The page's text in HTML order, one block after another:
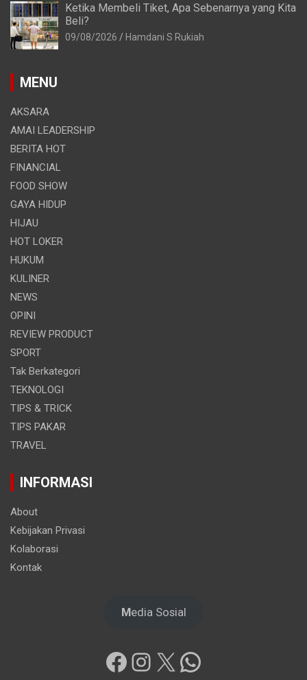
Ketika Membeli Tiket, Apa Sebenarnya yang Kita
Beli?
09/08/2026 Hamdani S Rukiah
MENU
AKSARA
AMAI LEADERSHIP
BERITA HOT
FINANCIAL
FOOD SHOW
GAYA HIDUP
HIJAU
HOT LOKER
HUKUM
KULINER
NEWS
OPINI
REVIEW PRODUCT
SPORT
Tak Berkategori
TEKNOLOGI
TIPS & TRICK
TIPS PAKAR
TRAVEL
INFORMASI
About
Kebijakan Privasi
Kolaborasi
Kontak
Media Sosial
Facebook
Instagram
X WhatsApp